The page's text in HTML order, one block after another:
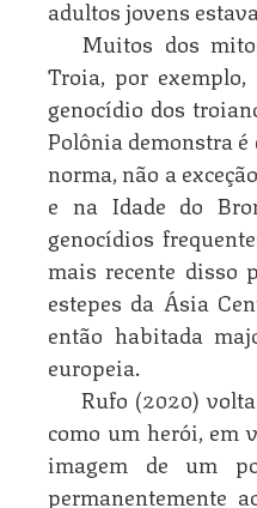
adultos jovens
Muitos dos
Troia, por exemplo,
genocídio dos
Polônia demonstra
norma, não a
e na Idade do
genocídios
mais recente disso
estepes da Ásia
então habitada
europeia.
Rufo (2020)
como um herói, em
imagem de um
permanentemente